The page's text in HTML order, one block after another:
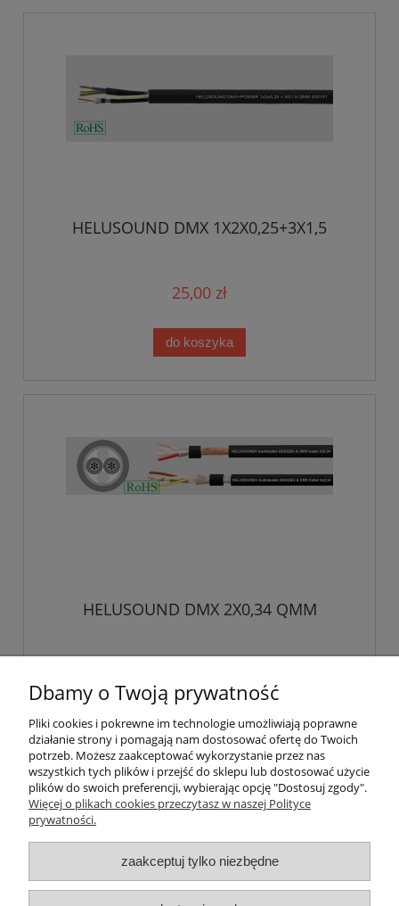
HELUSOUND DMX 1X2X0,25+3X1,5
25,00 zł
do koszyka
HELUSOUND DMX 2X0,34 QMM
do koszyka
Pomoc
Moje konto
Płatności i dostawa
Dbamy o Twoją prywatność
Pliki cookies i pokrewne im technologie umożliwiają poprawne
działanie strony i pomagają nam dostosować ofertę do Twoich
potrzeb. Możesz zaakceptować wykorzystanie przez nas
wszystkich tych plików i przejść do sklepu lub dostosować użycie
plików do swoich preferencji, wybierając opcję "Dostosuj zgody".
Więcej o plikach cookies przeczytasz w naszej Polityce
prywatności.
zaakceptuj tylko niezbędne